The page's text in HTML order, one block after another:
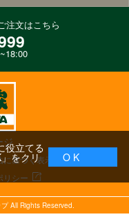
注文はこちら
ジ
基づく表示
リシー
All Rights Reserved.
役立てる
をクリ O K